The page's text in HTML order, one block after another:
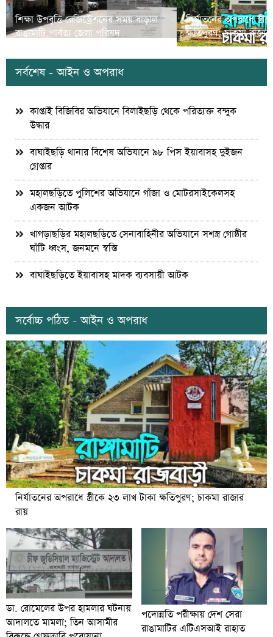
শিক্ষা উপবৃত্তি রেজিস্ট্রেশনের সময় বাড়াল
রাঙামাটি পার্বত্য জেলা পরিষদ
নির্যাতনের অপরাধে
ক্ষতিপুরণ; চাকমা
সর্বশেষ - আইন ও অপরাধ
কাপ্তাই বিজিবির অভিযানে বিলাইছড়ি থেকে পরিত্যক্ত বন্দুক
উদ্ধার
বাঘাইছড়ি থানার বিশেষ অভিযানে ৯৮ পিস ইয়াবাসহ দুইজন
গ্রেপ্তার
মহালছড়িতে পুলিশের অভিযানে গাঁজা ও মোটরসাইকেলসহ
একজন আটক
খাগড়াছড়ির মহালছড়িতে সেনাবাহিনীর অভিযানে সশস্ত্র গোষ্ঠীর
ঘাঁটি ধ্বংস, জনমনে স্বস্তি
বাঘাইছড়িতে ইয়াবাসহ মাদক ব্যবসায়ী আটক
সর্বোচ্চ পঠিত - আইন ও অপরাধ
নির্যাতনের অপরাধে স্ত্রীকে ২৩ লাখ টাকা ক্ষতিপুরণ; চাকমা রাজার
রায়
ডা. রোমেলের উপর হামলার ঘটনায়
আদালতে মামলা; তিন আসামীর
পদোন্নতি পরীক্ষায় দেশ সেরা
রাঙামাটির এটিএসআই রাহাত